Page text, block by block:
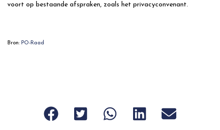
voort op bestaande afspraken, zoals het privacyconvenant.
Bron: PO-Raad